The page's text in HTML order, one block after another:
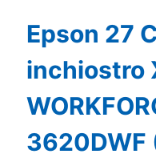
Epson 27
inchiostro
3620DWF